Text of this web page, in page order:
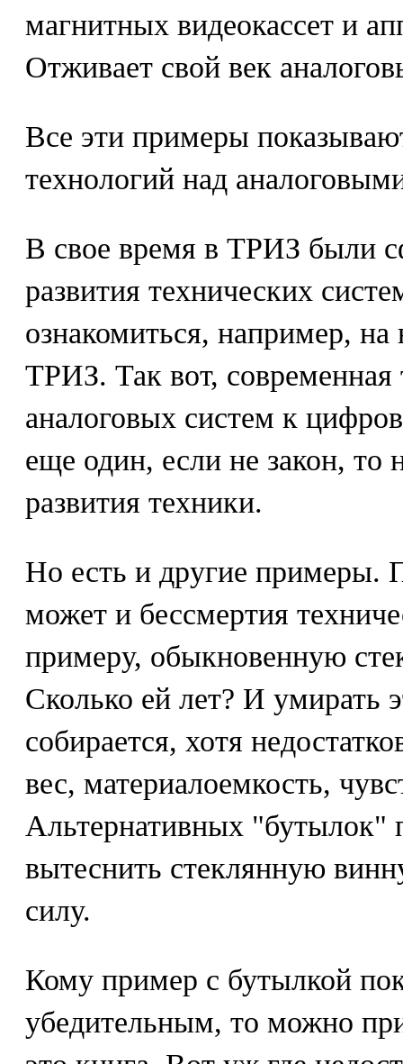
магнитных видеокассет и
Отживает свой век
Все эти примеры
технологий над
В свое время в ТРИЗ были
развития технических
ознакомиться, например, на
ТРИЗ. Так вот, современная
аналоговых систем к
еще один, если не закон, то
развития техники.
Но есть и другие примеры.
может и бессмертия
примеру, обыкновенную
Сколько ей лет? И умирать
собирается, хотя
вес, материалоемкость,
Альтернативных "бутылок"
вытеснить стеклянную
силу.
Кому пример с бутылкой
убедительным, то можно